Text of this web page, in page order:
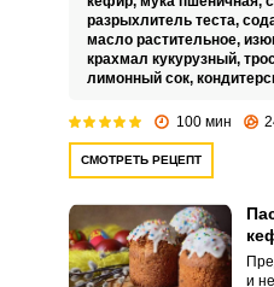
разрыхлитель теста,
масло растительное,
крахмал кукурузный,
лимонный сок,
100 мин
СМОТРЕТЬ РЕЦЕПТ
и